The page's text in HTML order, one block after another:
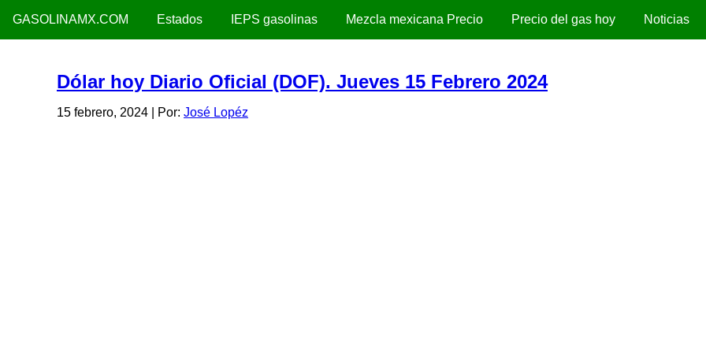
GASOLINAMX.COM Estados IEPS gasolinas Mezcla mexicana Precio Precio del gas hoy Noticias
Dólar hoy Diario Oficial (DOF). Jueves 15 Febrero 2024
15 febrero, 2024 | Por: José Lopéz